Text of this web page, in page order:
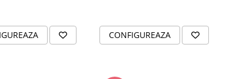
CONFIGUREAZA